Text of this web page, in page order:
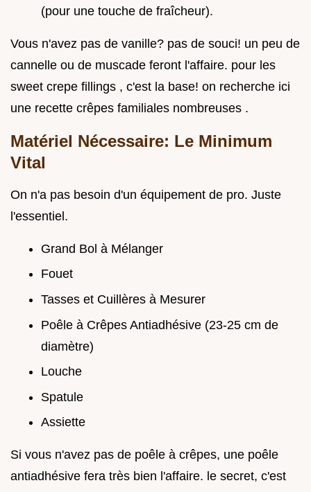
(pour une touche de fraîcheur).
Vous n'avez pas de vanille? pas de souci! un peu de
cannelle ou de muscade feront l'affaire. pour les
sweet crepe fillings , c'est la base! on recherche ici
une recette crêpes familiales nombreuses .
Matériel Nécessaire: Le Minimum
Vital
On n'a pas besoin d'un équipement de pro. Juste
l'essentiel.
Grand Bol à Mélanger
Fouet
Tasses et Cuillères à Mesurer
Poêle à Crêpes Antiadhésive (23-25 cm de
diamètre)
Louche
Spatule
Assiette
Si vous n'avez pas de poêle à crêpes, une poêle
antiadhésive fera très bien l'affaire. le secret, c'est